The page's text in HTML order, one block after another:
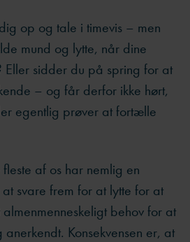
op og tale i timevis – men
mund og lytte, når dine
sidder du på spring for at
– og får derfor ikke hørt,
egentlig prøver at fortælle
af os har nemlig en
svare frem for at lytte for at
behov for at
Konsekvensen er, at